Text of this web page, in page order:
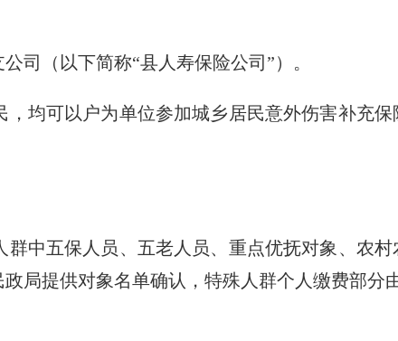
（以下简称“县人寿保险公司”）。
可以户为单位参加城乡居民意外伤害补充保
五保人员、五老人员、重点优抚对象、农村
局提供对象名单确认，特殊人群个人缴费部分